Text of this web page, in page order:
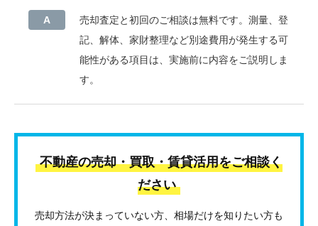
売却査定と初回のご相談は無料です。測量、登
記、解体、家財整理など別途費用が発生する可
能性がある項目は、実施前に内容をご説明しま
す。
不動産の売却・買取・賃貸活用をご相談く
ださい
売却方法が決まっていない方、相場だけを知りたい方も